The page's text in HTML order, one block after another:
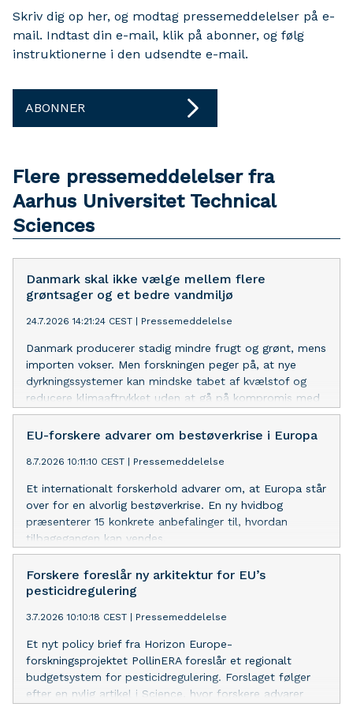
Skriv dig op her, og modtag pressemeddelelser på e-
mail. Indtast din e-mail, klik på abonner, og følg
instruktionerne i den udsendte e-mail.
ABONNER
Flere pressemeddelelser fra
Aarhus Universitet Technical
Sciences
Danmark skal ikke vælge mellem flere
grøntsager og et bedre vandmiljø
24.7.2026 14:21:24 CEST Pressemeddelelse
Danmark producerer stadig mindre frugt og grønt, mens
importen vokser. Men forskningen peger på, at nye
dyrkningssystemer kan mindske tabet af kvælstof og
reducere klimaaftrykket uden at gå på kompromis med
høje udbytter. Samtidig kan fremtidens danske frugt og
grønt konkurrere på noget, som importerede varer har
variation.
EU-forskere advarer om bestøverkrise i Europa
8.7.2026 10:11:10 CEST Pressemeddelelse
Et internationalt forskerhold advarer om, at Europa står
over for en alvorlig bestøverkrise. En ny hvidbog
præsenterer 15 konkrete anbefalinger til, hvordan
tilbagegangen kan vendes.
Forskere foreslår ny arkitektur for EU’s
pesticidregulering
3.7.2026 10:10:18 CEST Pressemeddelelse
Et nyt policy brief fra Horizon Europe-
forskningsprojektet PollinERA foreslår et regionalt
budgetsystem for pesticidregulering. Forslaget følger
efter en nylig artikel i Science, hvor forskere advarer